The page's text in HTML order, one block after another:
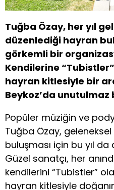
Tuğba Özay, her yıl
düzenlediği hayran
görkemli bir
Kendilerine “Tubistler”
hayran kitlesiyle bir
Beykoz’da unutulmaz
Popüler müziğin ve
Tuğba Özay,
buluşması için bu yıl
Güzel sanatçı, her
kendilerini “Tubistler”
hayran kitlesiyle